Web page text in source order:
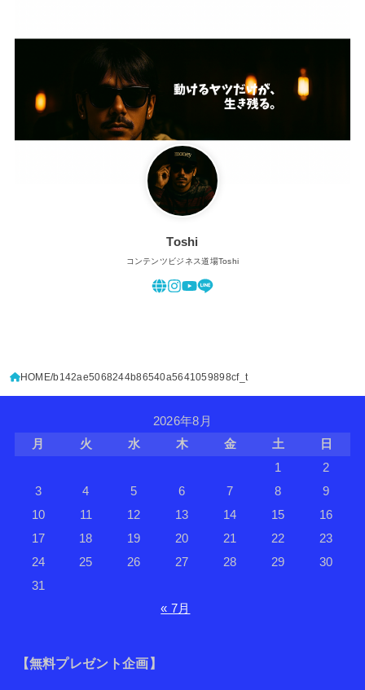
Toshi
コンテンツビジネス道場Toshi
HOME b142ae5068244b86540a5641059898cf_t
2026年8月
月
火 水 木 金 土
日
1
2
3
4 5 6 7 8
9
10
11 12 13 14 15
16
17
18 19 20 21 22
23
24
25 26 27 28 29
30
31
« 7月
【無料プレゼント企画】